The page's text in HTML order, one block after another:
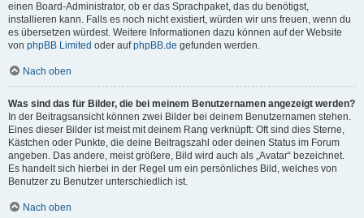
einen Board-Administrator, ob er das Sprachpaket, das du benötigst,
installieren kann. Falls es noch nicht existiert, würden wir uns freuen, wenn du
es übersetzen würdest. Weitere Informationen dazu können auf der Website
von phpBB Limited oder aufphpBB.de gefunden werden.
Nach oben
Was sind das für Bilder, die bei meinem Benutzernamen angezeigt werden?
In der Beitragsansicht können zwei Bilder bei deinem Benutzernamen stehen.
Eines dieser Bilder ist meist mit deinem Rang verknüpft: Oft sind dies Sterne,
Kästchen oder Punkte, die deine Beitragszahl oder deinen Status im Forum
angeben. Das andere, meist größere, Bild wird auch als „Avatar“ bezeichnet.
Es handelt sich hierbei in der Regel um ein persönliches Bild, welches von
Benutzer zu Benutzer unterschiedlich ist.
Nach oben